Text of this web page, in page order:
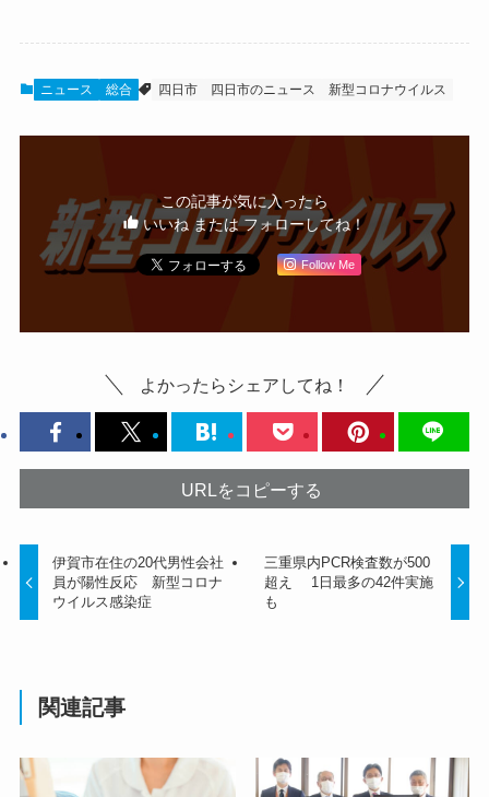
ニュース 総合 四日市 四日市のニュース 新型コロナウイルス
この記事が気に入ったら
いいね または フォローしてね！
Follow Me
よかったらシェアしてね！
URLをコピーする
伊賀市在住の20代男性会社
員が陽性反応 新型コロナ
ウイルス感染症
三重県内PCR検査数が500
超え 1日最多の42件実施
も
関連記事